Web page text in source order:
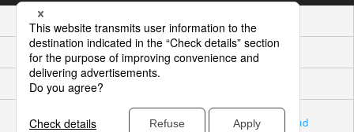
Asie Hawaii Pacific
Amérique du Nord Europe
Océanie
Amérique centrale et les
Amérique Du Sud